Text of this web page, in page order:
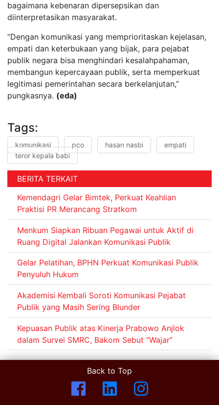
bagaimana kebenaran dipersepsikan dan
diinterpretasikan masyarakat.
“Dengan komunikasi yang memprioritaskan kejelasan,
empati dan keterbukaan yang bijak, para pejabat
publik negara bisa menghindari kesalahpahaman,
membangun kepercayaan publik, serta memperkuat
legitimasi pemerintahan secara berkelanjutan,”
pungkasnya. (eda)
Tags:
komunikasi pco hasan nasbi
empati
teror kepala babi
BERITA TERKAIT
Kemendagri Gelar Bimtek, Perkuat Keahlian
Praktisi PR Merancang Stratkom
Menkum Siapkan Ribuan Pegawai untuk Aktif di
Ruang Digital Jalankan Komunikasi Publik
Gelar Pelatihan, BPHN Perkuat Komunikasi Publik
Penyuluh Hukum
Akademisi Kembali Soroti Komunikasi Pejabat
Publik yang Masih Sering Blunder
Kepuasan Publik atas Kinerja Prabowo Anjlok
dalam Survei SMRC, Bakom Sebut “Wajar”
Back to Top